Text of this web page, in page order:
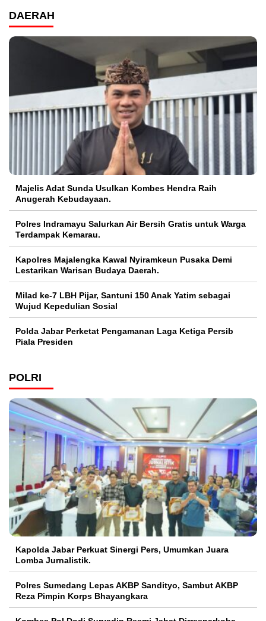
DAERAH
Majelis Adat Sunda Usulkan Kombes Hendra Raih
Anugerah Kebudayaan.
Polres Indramayu Salurkan Air Bersih Gratis untuk Warga
Terdampak Kemarau.
Kapolres Majalengka Kawal Nyiramkeun Pusaka Demi
Lestarikan Warisan Budaya Daerah.
Milad ke-7 LBH Pijar, Santuni 150 Anak Yatim sebagai
Wujud Kepedulian Sosial
Polda Jabar Perketat Pengamanan Laga Ketiga Persib
Piala Presiden
POLRI
Kapolda Jabar Perkuat Sinergi Pers, Umumkan Juara
Lomba Jurnalistik.
Polres Sumedang Lepas AKBP Sandityo, Sambut AKBP
Reza Pimpin Korps Bhayangkara